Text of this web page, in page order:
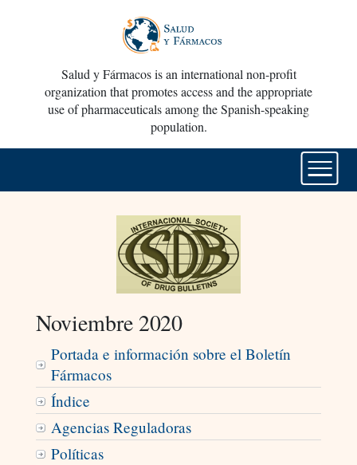
Salud y Fármacos is an international non-profit
organization that promotes access and the appropriate
use of pharmaceuticals among the Spanish-speaking
population.
Noviembre 2020
Portada e información sobre el Boletín
Fármacos
Índice
Agencias Reguladoras
Políticas